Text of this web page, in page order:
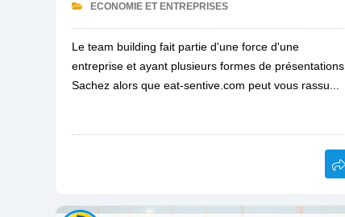
ECONOMIE ET ENTREPRISES
Le team building fait partie d'une force d'une
entreprise et ayant plusieurs formes de présentations.
Sachez alors que eat-sentive.com peut vous rassu...